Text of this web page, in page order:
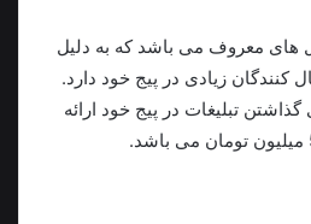
های معروف می باشد که به دلیل
کنندگان زیادی در پیج خود دارد.
گذاشتن تبلیغات در پیج خود ارائه